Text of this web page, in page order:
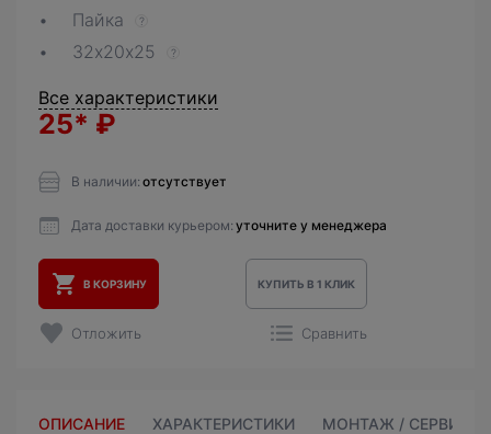
Пайка ?
32х20х25 ?
Все характеристики
25* ₽
В наличии: отсутствует
Дата доставки курьером: уточните у менеджера
В КОРЗИНУ КУПИТЬ В 1 КЛИК
Отложить Сравнить
ОПИСАНИЕ ХАРАКТЕРИСТИКИ МОНТАЖ / СЕРВИС